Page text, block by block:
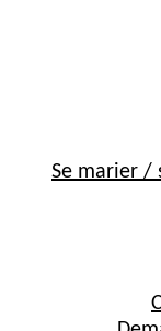
Se marier /